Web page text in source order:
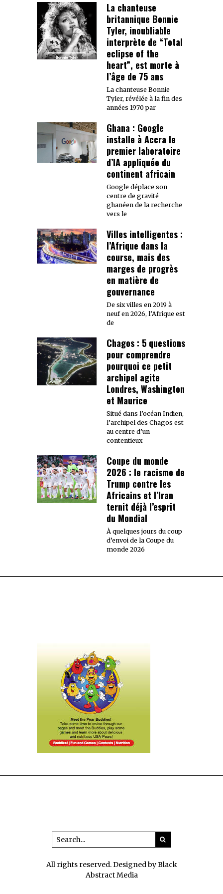
La chanteuse
britannique Bonnie
Tyler, inoubliable
interprète de “Total
eclipse of the
heart”, est morte à
l’âge de 75 ans
La chanteuse Bonnie
Tyler, révélée à la fin des
années 1970 par
Ghana : Google
installe à Accra le
premier laboratoire
d’IA appliquée du
continent africain
Google déplace son
centre de gravité
ghanéen de la recherche
vers le
Villes intelligentes :
l’Afrique dans la
course, mais des
marges de progrès
en matière de
gouvernance
De six villes en 2019 à
neuf en 2026, l’Afrique est
de
Chagos : 5 questions
pour comprendre
pourquoi ce petit
archipel agite
Londres, Washington
et Maurice
Situé dans l’océan Indien,
l’archipel des Chagos est
au centre d’un
contentieux
Coupe du monde
2026 : le racisme de
Trump contre les
Africains et l’Iran
ternit déjà l’esprit
du Mondial
À quelques jours du coup
d’envoi de la Coupe du
monde 2026
All rights reserved. Designed by Black
Abstract Media